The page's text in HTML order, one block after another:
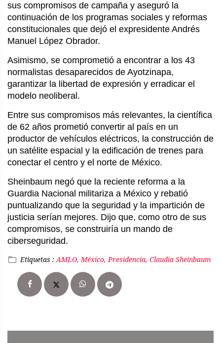
sus compromisos de campaña y aseguró la
continuación de los programas sociales y reformas
constitucionales que dejó el expresidente Andrés
Manuel López Obrador.
Asimismo, se comprometió a encontrar a los 43
normalistas desaparecidos de Ayotzinapa,
garantizar la libertad de expresión y erradicar el
modelo neoliberal.
Entre sus compromisos más relevantes, la científica
de 62 años prometió convertir al país en un
productor de vehículos eléctricos, la construcción de
un satélite espacial y la edificación de trenes para
conectar el centro y el norte de México.
Sheinbaum negó que la reciente reforma a la
Guardia Nacional militariza a México y rebatió
puntualizando que la seguridad y la impartición de
justicia serían mejores. Dijo que, como otro de sus
compromisos, se construiría un mando de
ciberseguridad.
Etiquetas :AMLO, México, Presidencia, Claudia Sheinbaum